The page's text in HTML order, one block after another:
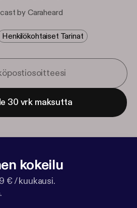
by Caraheard
Henkilökohtaiset Tarinat
30 vrk maksutta
kokeilu
€ / kuukausi.